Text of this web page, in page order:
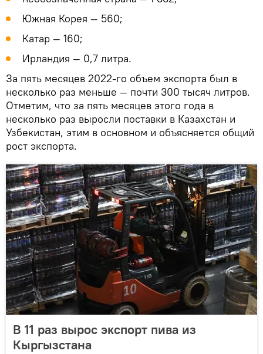
Южная Корея — 560;
Катар — 160;
Ирландия — 0,7 литра.
За пять месяцев 2022-го объем экспорта был в
несколько раз меньше — почти 300 тысяч литров.
Отметим, что за пять месяцев этого года в
несколько раз выросли поставки в Казахстан и
Узбекистан, этим в основном и объясняется общий
рост экспорта.
В 11 раз вырос экспорт пива из
Кыргызстана